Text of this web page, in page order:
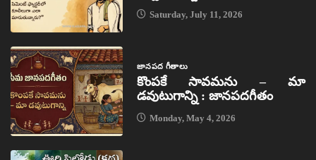
Saturday, July 11, 2026
జానపద గీతాలు
కొంపకే సావమను – మా
డవుటుగాన్ని : జానపదగీతం
Monday, May 4, 2026